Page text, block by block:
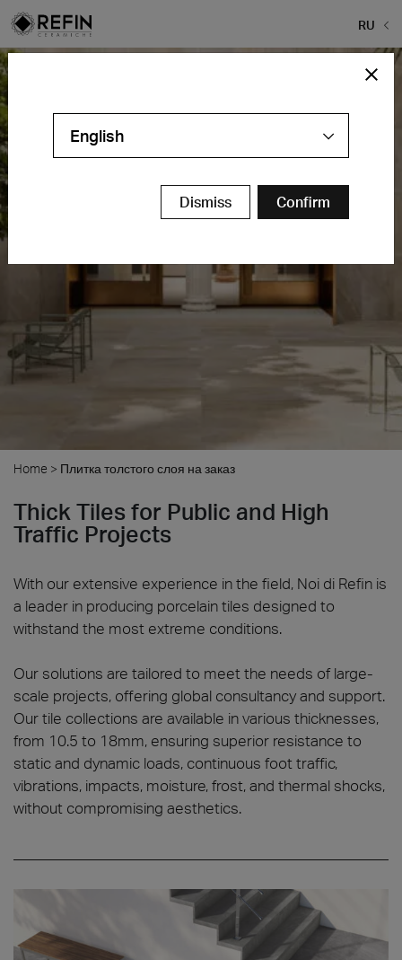
RU
Home > Плитка толстого слоя на заказ
Thick Tiles for Public and High
Traffic Projects
With our extensive experience in the field, Noi di Refin is
a leader in producing porcelain tiles designed to
withstand the most extreme conditions.
Our solutions are tailored to meet the needs of large-
scale projects, offering global consultancy and support.
Our tile collections are available in various thicknesses,
from 10.5 to 18mm, ensuring superior resistance to
static and dynamic loads, continuous foot traffic,
vibrations, impacts, moisture, frost, and thermal shocks,
without compromising aesthetics.
English
Dismiss Confirm